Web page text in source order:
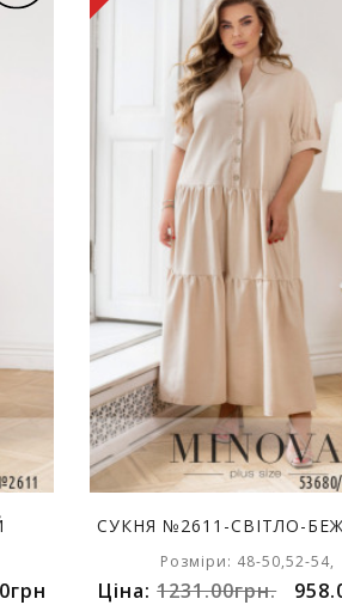
СУКНЯ №2611-СВІТЛО-
Розміри: 48-50,52-54,
Ціна:1231.00грн.